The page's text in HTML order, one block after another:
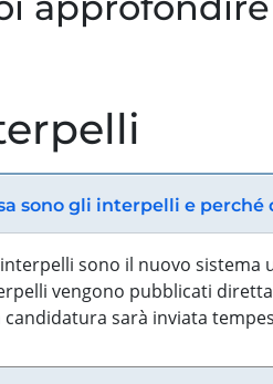
sono gli interpelli e
sono il nuovo sistema
vengono pubblicati
candidatura sarà inviata